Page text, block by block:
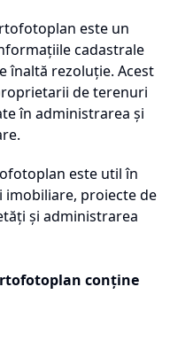
este un
cadastrale
înaltă rezoluție. Acest
de terenuri
în administrarea și
este util în
imobiliare, proiecte de
și administrarea
conține